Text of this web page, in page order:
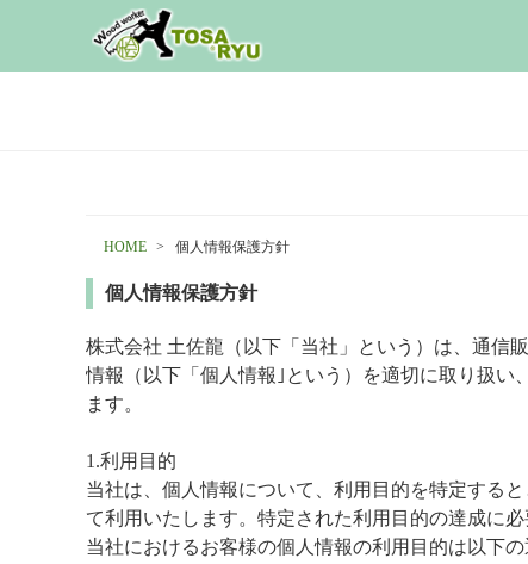
HOME 個人情報保護方針
個人情報保護方針
株式会社 土佐龍（以下「当社」という）は、通信
情報（以下「個人情報｣という）を適切に取り扱
ます。
1.利用目的
当社は、個人情報について、利用目的を特定する
て利用いたします。特定された利用目的の達成に
当社におけるお客様の個人情報の利用目的は以下の